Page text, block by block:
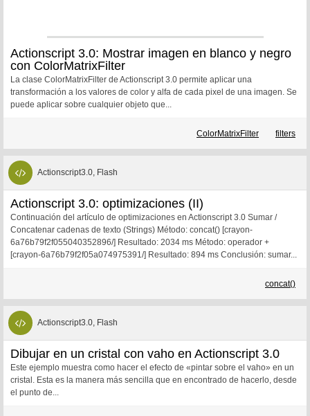
Actionscript 3.0: Mostrar imagen en blanco y negro
con ColorMatrixFilter
La clase ColorMatrixFilter de Actionscript 3.0 permite aplicar una
transformación a los valores de color y alfa de cada pixel de una imagen. Se
puede aplicar sobre cualquier objeto que...
ColorMatrixFilter filters
Actionscript3.0, Flash
Actionscript 3.0: optimizaciones (II)
Continuación del artículo de optimizaciones en Actionscript 3.0 Sumar /
Concatenar cadenas de texto (Strings) Método: concat() [crayon-
6a76b79f2f055040352896/] Resultado: 2034 ms Método: operador +
[crayon-6a76b79f2f05a074975391/] Resultado: 894 ms Conclusión: sumar...
concat()
Actionscript3.0, Flash
Dibujar en un cristal con vaho en Actionscript 3.0
Este ejemplo muestra como hacer el efecto de «pintar sobre el vaho» en un
cristal. Esta es la manera más sencilla que en encontrado de hacerlo, desde
el punto de...